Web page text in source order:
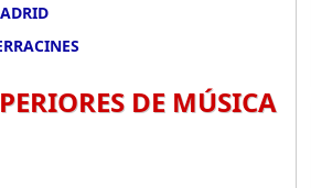
DE MÚSICA